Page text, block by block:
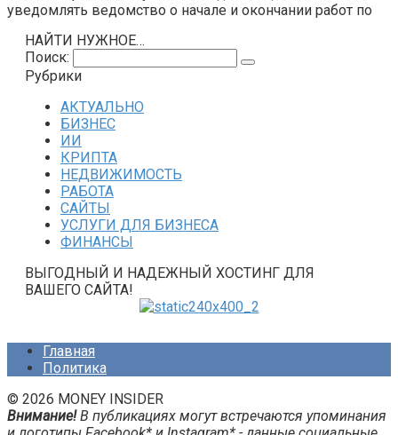
уведомлять ведомство о начале и окончании работ по
НАЙТИ НУЖНОЕ…
Поиск:
Рубрики
АКТУАЛЬНО
БИЗНЕС
ИИ
КРИПТА
НЕДВИЖИМОСТЬ
РАБОТА
САЙТЫ
УСЛУГИ ДЛЯ БИЗНЕСА
ФИНАНСЫ
ВЫГОДНЫЙ И НАДЕЖНЫЙ ХОСТИНГ ДЛЯ
ВАШЕГО САЙТА!
Главная
Политика
© 2026 MONEY INSIDER
Внимание!В публикациях могут встречаются упоминания